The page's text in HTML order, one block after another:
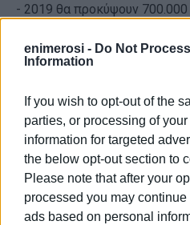
enimerosi - Do Not
Information
If you wish to opt-out of the
parties, or processing of
information for targeted
the below opt-out section to
Please note that after your
processed you may
ads based on personal
- 2019 θα προκύψουν 700.000
την ερχόμενη παραγωγή 2019
παραγωγή στην Ισπανία
Οι ίδιες πηγές
μία από τις χειρότερες για
παραγωγούς της Μεσσηνίας
μας, καθώς όλοι οι τομείς -
τιμές- πήγαν άσχημα.
Εμφανίσεις: 71